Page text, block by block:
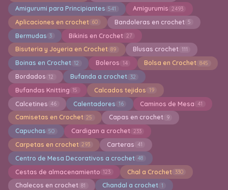
Amigurumi para Principiantes 541 Amigurumis 2493
Aplicaciones en crochet 60 Bandoleras en crochet 5
Bermudas 3 Bikinis en Crochet 27
Bisuteria y Joyeria en Crochet 89 Blusas crochet 111
Boinas en Crochet 12 Boleros 14 Bolsa en Crochet 845
Bordados 12 Bufanda a crochet 32
Bufandas Knitting 15 Calcados tejidos 19
Calcetines 46 Calentadores 16 Caminos de Mesa 41
Camisetas en Crochet 25 Capas en crochet 9
Capuchas 50 Cardigan a crochet 233
Carpetas en crochet 293 Carteras 41
Centro de Mesa Decorativos a crochet 48
Cestas de almacenamiento 123 Chal a Crochet 330
Chalecos en crochet 81 Chandal a crochet 1